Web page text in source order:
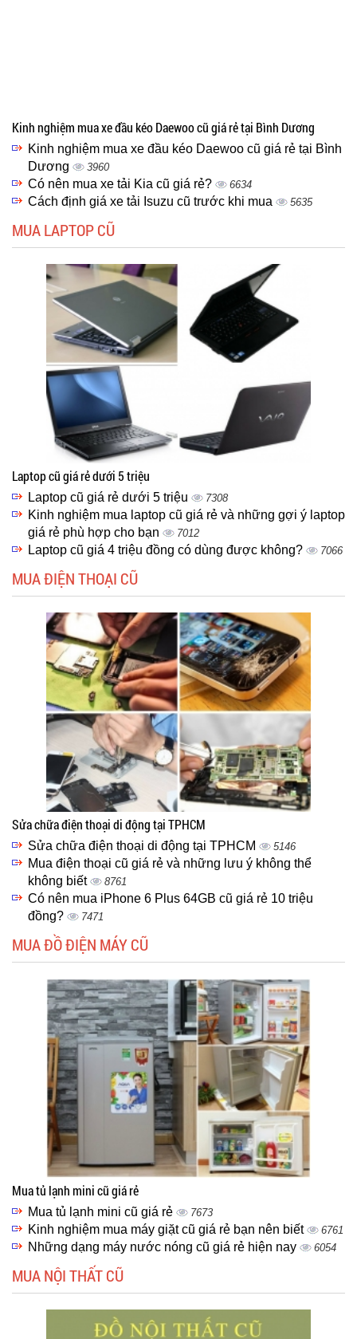
Kinh nghiệm mua xe đầu kéo Daewoo cũ giá rẻ tại Bình Dương
Kinh nghiệm mua xe đầu kéo Daewoo cũ giá rẻ tại Bình
Dương
3960
Có nên mua xe tải Kia cũ giá rẻ? 6634
Cách định giá xe tải Isuzu cũ trước khi mua 5635
MUA LAPTOP CŨ
Laptop cũ giá rẻ dưới 5 triệu
Laptop cũ giá rẻ dưới 5 triệu 7308
Kinh nghiệm mua laptop cũ giá rẻ và những gợi ý laptop
giá rẻ phù hợp cho bạn
7012
Laptop cũ giá 4 triệu đồng có dùng được không? 7066
MUA ĐIỆN THOẠI CŨ
Sửa chữa điện thoại di động tại TPHCM
Sửa chữa điện thoại di động tại TPHCM 5146
Mua điện thoại cũ giá rẻ và những lưu ý không thể
không biết
8761
Có nên mua iPhone 6 Plus 64GB cũ giá rẻ 10 triệu
đồng?
7471
MUA ĐỒ ĐIỆN MÁY CŨ
Mua tủ lạnh mini cũ giá rẻ
Mua tủ lạnh mini cũ giá rẻ 7673
Kinh nghiệm mua máy giặt cũ giá rẻ bạn nên biết 6761
Những dạng máy nước nóng cũ giá rẻ hiện nay 6054
MUA NỘI THẤT CŨ